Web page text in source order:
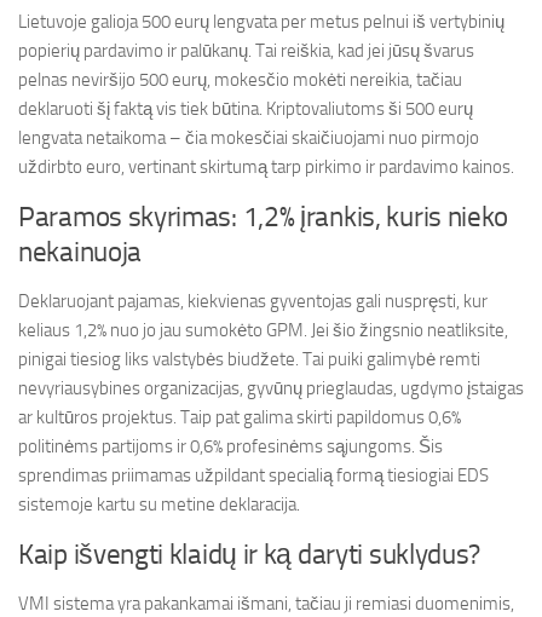
Lietuvoje galioja 500 eurų lengvata per metus pelnui iš vertybinių
popierių pardavimo ir palūkanų. Tai reiškia, kad jei jūsų švarus
pelnas neviršijo 500 eurų, mokesčio mokėti nereikia, tačiau
deklaruoti šį faktą vis tiek būtina. Kriptovaliutoms ši 500 eurų
lengvata netaikoma – čia mokesčiai skaičiuojami nuo pirmojo
uždirbto euro, vertinant skirtumą tarp pirkimo ir pardavimo kainos.
Paramos skyrimas: 1,2% įrankis, kuris nieko
nekainuoja
Deklaruojant pajamas, kiekvienas gyventojas gali nuspręsti, kur
keliaus 1,2% nuo jo jau sumokėto GPM. Jei šio žingsnio neatliksite,
pinigai tiesiog liks valstybės biudžete. Tai puiki galimybė remti
nevyriausybines organizacijas, gyvūnų prieglaudas, ugdymo įstaigas
ar kultūros projektus. Taip pat galima skirti papildomus 0,6%
politinėms partijoms ir 0,6% profesinėms sąjungoms. Šis
sprendimas priimamas užpildant specialią formą tiesiogiai EDS
sistemoje kartu su metine deklaracija.
Kaip išvengti klaidų ir ką daryti suklydus?
VMI sistema yra pakankamai išmani, tačiau ji remiasi duomenimis,